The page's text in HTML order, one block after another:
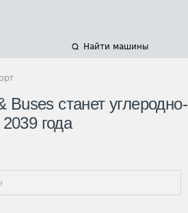
Найти машины
Buses станет углеродно-
года